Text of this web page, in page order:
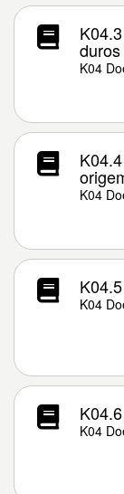
K04
K04
K04
K04